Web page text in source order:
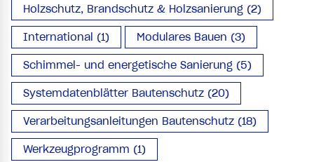
Holzschutz, Brandschutz & Holzsanierung (2)
International (1) Modulares Bauen (3)
Schimmel- und energetische Sanierung (5)
Systemdatenblätter Bautenschutz (20)
Verarbeitungsanleitungen Bautenschutz (18)
Werkzeugprogramm (1)